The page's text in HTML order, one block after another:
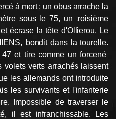
à mort ; un obus arrache la
sous le 75, un troisième
écrase la tête d'Ollierou. Le
bondit dans la tourelle.
et tire comme un forcené
volets verts arrachés laissent
les allemands ont introduite
les survivants et l'infanterie
Impossible de traverser le
il est infranchissable. Les